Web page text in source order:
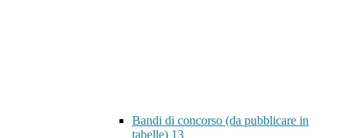
Bandi di concorso (da pubblicare in
tabelle) 13